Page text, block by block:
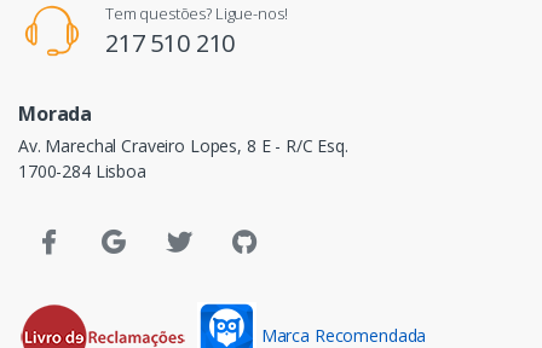
Tem questões? Ligue-nos!
217 510 210
Morada
Av. Marechal Craveiro Lopes, 8 E - R/C Esq.
1700-284 Lisboa
Marca Recomendada